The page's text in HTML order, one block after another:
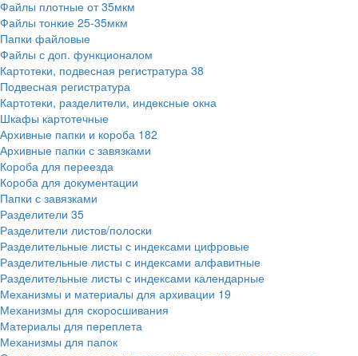
Файлы плотные от 35мкм
Файлы тонкие 25-35мкм
Папки файловые
Файлы с доп. функционалом
Картотеки, подвесная регистратура 38
Подвесная регистратура
Картотеки, разделители, индексные окна
Шкафы картотечные
Архивные папки и короба 182
Архивные папки с завязками
Короба для переезда
Короба для документации
Папки с завязками
Разделители 35
Разделители листов/полоски
Разделительные листы с индексами цифровые
Разделительные листы с индексами алфавитные
Разделительные листы с индексами календарные
Механизмы и материалы для архивации 19
Механизмы для скоросшивания
Материалы для переплета
Механизмы для папок